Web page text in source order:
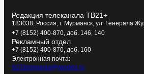
Редакция телеканала ТВ21+
183038, Россия, г. Мурманск, ул. Генерала
+7 (8152) 400-870, доб. 146, 140
Рекламный отдел
+7 (8152) 400-870, доб. 160
Электронная почта:
tv21kompania@yandex.ru